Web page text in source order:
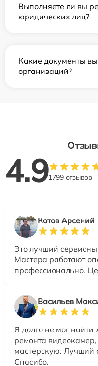
Выполняете ли вы
юридических лиц?
Какие документы
организаций?
4.91799 отзывов
Котов Арсений
Это лучший
Мастера работают
профессионально.
Васильев
Я долго не мог найти
ремонта
мастерскую. Лучший
Спасибо.